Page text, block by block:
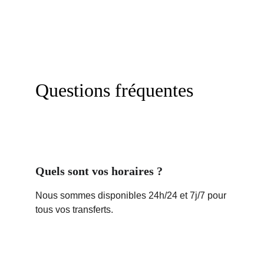
Questions fréquentes
Quels sont vos horaires ?
Nous sommes disponibles 24h/24 et 7j/7 pour
tous vos transferts.